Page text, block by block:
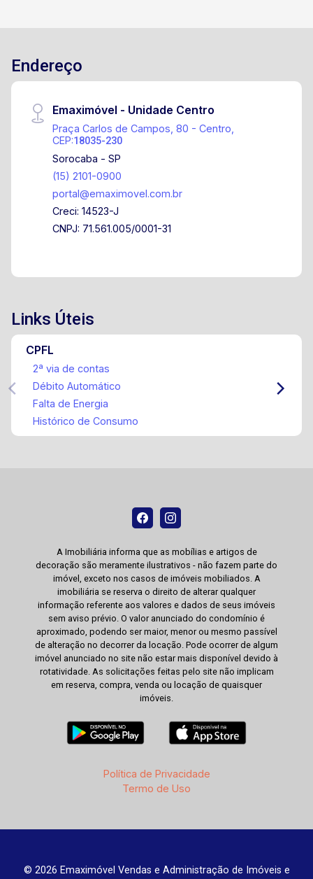
Endereço
Emaximóvel - Unidade Centro
Praça Carlos de Campos, 80 - Centro,
CEP:18035-230
Sorocaba - SP
(15) 2101-0900
portal@emaximovel.com.br
Creci: 14523-J
CNPJ: 71.561.005/0001-31
Links Úteis
CPFL
2ª via de contas
Débito Automático
Falta de Energia
Histórico de Consumo
A Imobiliária informa que as mobílias e artigos de
decoração são meramente ilustrativos - não fazem parte do
imóvel, exceto nos casos de imóveis mobiliados. A
imobiliária se reserva o direito de alterar qualquer
informação referente aos valores e dados de seus imóveis
sem aviso prévio. O valor anunciado do condomínio é
aproximado, podendo ser maior, menor ou mesmo passível
de alteração no decorrer da locação. Pode ocorrer de algum
imóvel anunciado no site não estar mais disponível devido à
rotatividade. As solicitações feitas pelo site não implicam
em reserva, compra, venda ou locação de quaisquer
imóveis.
Política de Privacidade
Termo de Uso
© 2026 Emaximóvel Vendas e Administração de Imóveis e